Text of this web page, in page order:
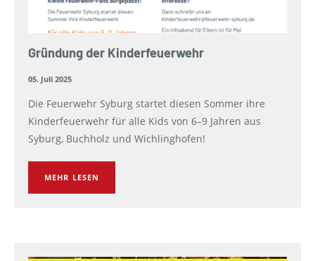
Gründung der Kinderfeuerwehr
05. Juli 2025
Die Feuerwehr Syburg startet diesen Sommer ihre
Kinderfeuerwehr für alle Kids von 6–9 Jahren aus
Syburg, Buchholz und Wichlinghofen!
MEHR LESEN